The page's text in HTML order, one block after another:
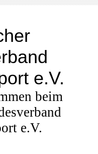
e.V.
beim
e.V.